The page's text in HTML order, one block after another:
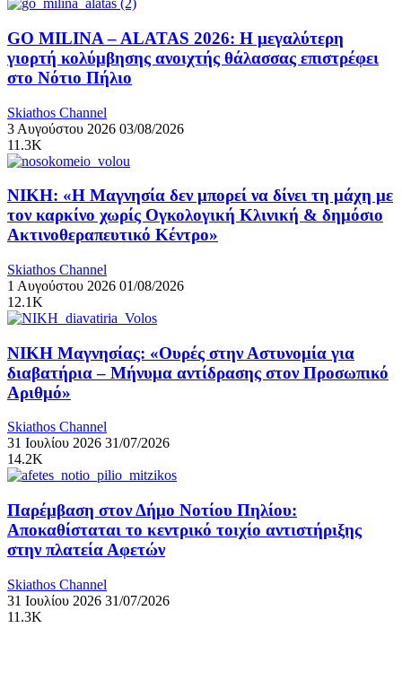
GO MILINA – ALATAS 2026: Η μεγαλύτερη
γιορτή κολύμβησης ανοιχτής θάλασσας επιστρέφει
στο Νότιο Πήλιο
Skiathos Channel
3 Αυγούστου 2026 03/08/2026
11.3K
ΝΙΚΗ: «Η Μαγνησία δεν μπορεί να δίνει τη μάχη με
τον καρκίνο χωρίς Ογκολογική Κλινική & δημόσιο
Ακτινοθεραπευτικό Κέντρο»
Skiathos Channel
1 Αυγούστου 2026 01/08/2026
12.1K
ΝΙΚΗ Μαγνησίας: «Ουρές στην Αστυνομία για
διαβατήρια – Μήνυμα αντίδρασης στον Προσωπικό
Αριθμό»
Skiathos Channel
31 Ιουλίου 2026 31/07/2026
14.2K
Παρέμβαση στον Δήμο Νοτίου Πηλίου:
Αποκαθίσταται το κεντρικό τοιχίο αντιστήριξης
στην πλατεία Αφετών
Skiathos Channel
31 Ιουλίου 2026 31/07/2026
11.3K